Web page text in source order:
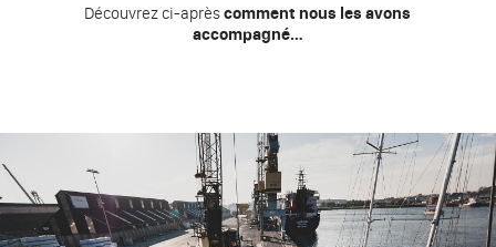
Découvrez ci-aprèscomment nous les avons
accompagné…